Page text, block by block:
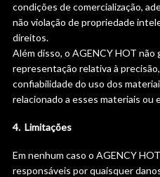
condições de comercialização,
não violação de propriedade
direitos.
Além disso, o AGENCY HOT
representação relativa à
confiabilidade do uso dos
relacionado a esses materiais ou
4. Limitações
Em nenhum caso o AGENCY
responsáveis ​​por quaisquer